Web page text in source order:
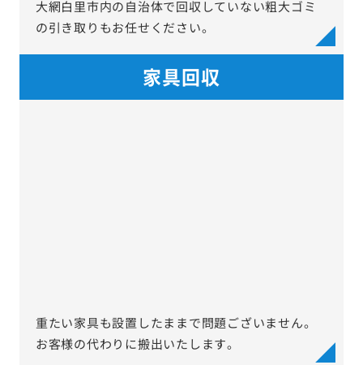
大網白里市内の自治体で回収していない粗大ゴミ
の引き取りもお任せください。
家具回収
重たい家具も設置したままで問題ございません。
お客様の代わりに搬出いたします。